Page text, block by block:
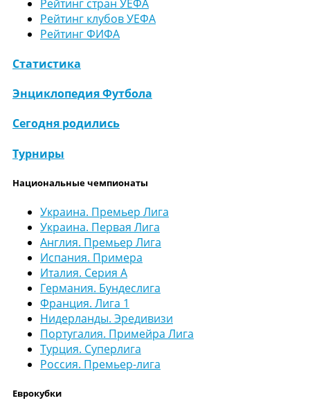
Рейтинг стран УЕФА
Рейтинг клубов УЕФА
Рейтинг ФИФА
Статистика
Энциклопедия Футбола
Сегодня родились
Турниры
Национальные чемпионаты
Украина. Премьер Лига
Украина. Первая Лига
Англия. Премьер Лига
Испания. Примера
Италия. Серия А
Германия. Бундеслига
Франция. Лига 1
Нидерланды. Эредивизи
Португалия. Примейра Лига
Турция. Суперлига
Россия. Премьер-лига
Еврокубки